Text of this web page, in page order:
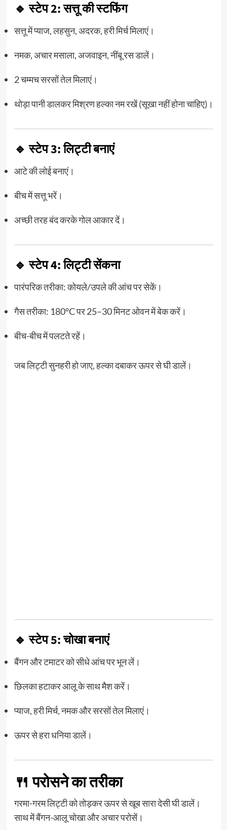
🔹 स्टेप 2: सत्तू की स्टफिंग
सत्तू में प्याज, लहसुन, अदरक, हरी मिर्च मिलाएं।
नमक, अचार मसाला, अजवाइन, नींबू रस डालें।
2 चम्मच सरसों तेल मिलाएं।
थोड़ा पानी डालकर मिश्रण हल्का नम रखें (सूखा नहीं होना चाहिए)।
🔹 स्टेप 3: लिट्टी बनाएं
आटे की लोई बनाएं।
बीच में सत्तू भरें।
अच्छी तरह बंद करके गोल आकार दें।
🔹 स्टेप 4: लिट्टी सेंकना
पारंपरिक तरीका: कोयले/उपले की आंच पर सेकें।
गैस तरीका: 180°C पर 25–30 मिनट ओवन में बेक करें।
बीच-बीच में पलटते रहें।
जब लिट्टी सुनहरी हो जाए, हल्का दबाकर ऊपर से घी डालें।
🔹 स्टेप 5: चोखा बनाएं
बैंगन और टमाटर को सीधे आंच पर भून लें।
छिलका हटाकर आलू के साथ मैश करें।
प्याज, हरी मिर्च, नमक और सरसों तेल मिलाएं।
ऊपर से हरा धनिया डालें।
🍴 परोसने का तरीका
गरमा-गरम लिट्टी को तोड़कर ऊपर से खूब सारा देसी घी डालें।
साथ में बैंगन-आलू चोखा और अचार परोसें।